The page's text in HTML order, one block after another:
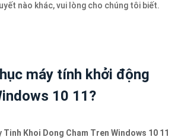
nào khác, vui lòng cho chúng tôi biết.
máy tính khởi động
10 11?
Tinh Khoi Dong Cham Tren Windows 10 11